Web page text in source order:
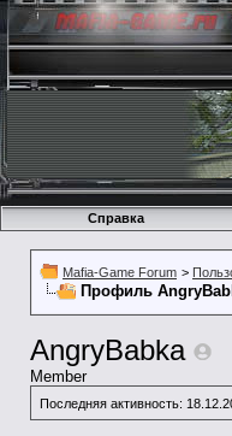
Справка
Mafia-Game Forum >
Профиль
AngryBabka
Member
Последняя активность: